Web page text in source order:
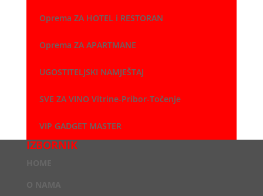
Oprema ZA HOTEL i RESTORAN
Oprema ZA APARTMANE
UGOSTITELJSKI NAMJEŠTAJ
SVE ZA VINO Vitrine-Pribor-Točenje
VIP GADGET MASTER
IZBORNIK